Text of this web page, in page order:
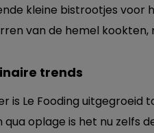
kleine bistrootjes voor
van de hemel kookten,
trends
is Le Fooding uitgegroeid
oplage is het nu zelfs